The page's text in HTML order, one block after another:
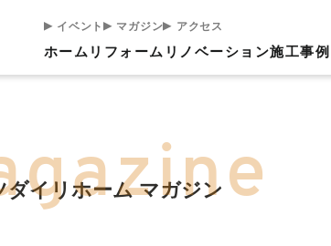
イベント マガジン アクセス
ホーム リフォーム リノベーション施工事例
ダイリホーム マガジン